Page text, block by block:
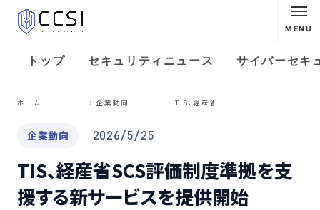
MENU
トップ セキュリティニュース サイバーセキ
ホーム 企業動向
企業動向 2026/5/25
TIS、経産省SCS評価制度準拠を支
援する新サービスを提供開始